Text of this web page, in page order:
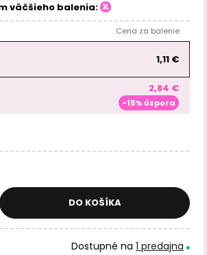
väčšieho balenia:
Cena za balenie
1,11 €
2,84 €
-15% úspora
DO KOŠÍKA
Dostupné na 1 predajna